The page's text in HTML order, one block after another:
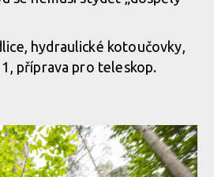
hydraulické kotoučovky,
příprava pro teleskop.